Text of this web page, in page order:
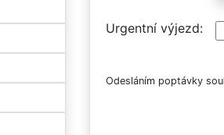
Urgentní výjezd
Odesláním poptávky